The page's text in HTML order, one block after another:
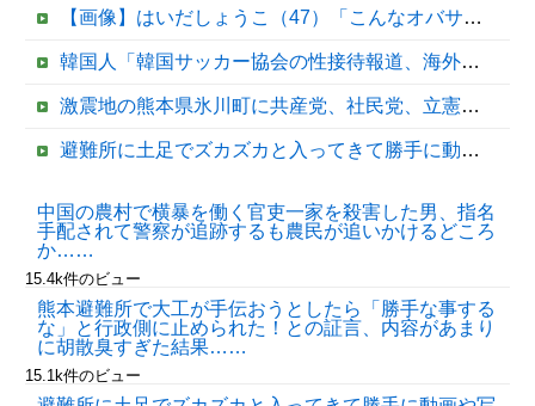
【画像】はいだしょうこ（47）「こんなオバサンでいいの…？」
韓国人「韓国サッカー協会の性接待報道、海外でも大騒ぎに・・・2002年W杯4強の記録取り消しの声も」→「マジで国の恥だ」「2002年まで疑う価値...
激震地の熊本県氷川町に共産党、社民党、立憲民政党等の左派の救援は影すら見えず。住民苦言
避難所に土足でズカズカと入ってきて勝手に動画や写真を撮影したメディア取材陣、挙句の果てに要求してきたのは……
銅線ケーブル2.2トン盗んだベトナム国籍の男を逮捕 #移民 #外国人 #ニュース
中国の農村で横暴を働く官吏一家を殺害した男、指名
手配されて警察が追跡するも農民が追いかけるどころ
か……
15.4k件のビュー
熊本避難所で大工が手伝おうとしたら「勝手な事する
な」と行政側に止められた！との証言、内容があまり
に胡散臭すぎた結果……
15.1k件のビュー